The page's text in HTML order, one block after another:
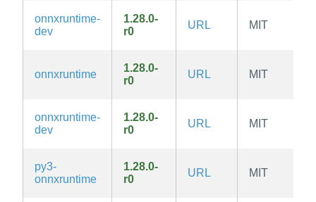
onnxruntime-
dev
1.28.0-
r0
URL MIT
onnxruntime
1.28.0-
r0
URL MIT
onnxruntime-
dev
1.28.0-
r0
URL MIT
py3-
onnxruntime
1.28.0-
r0
URL MIT